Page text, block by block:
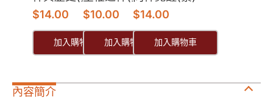
$14.00
加入購物車
$10.00
加入購物車
$14.00
加入購物車
內容簡介